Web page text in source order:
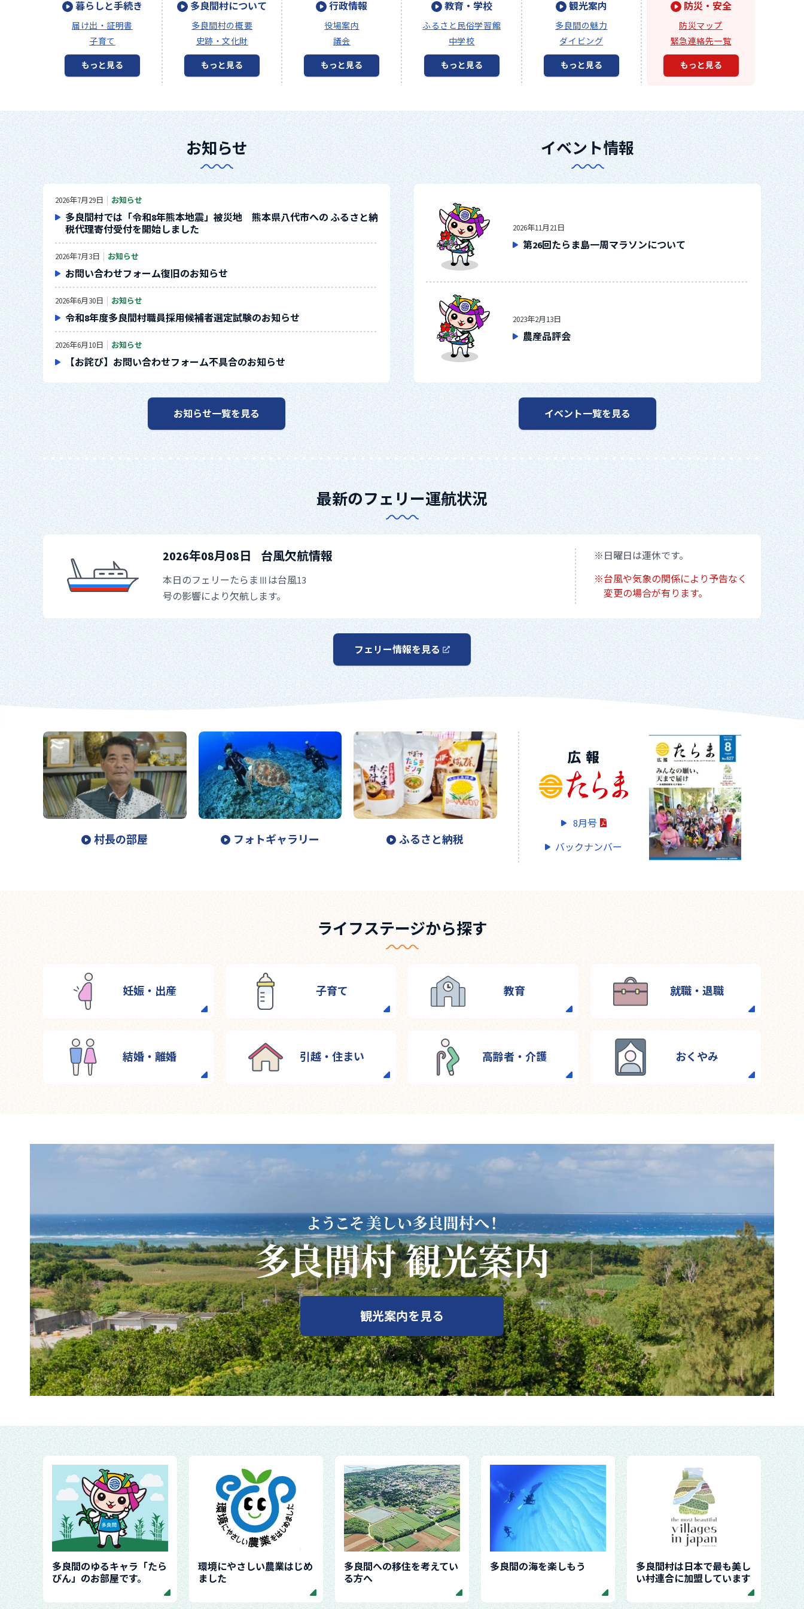
暮らしと手続き
届け出・証明書
子育て
もっと見る
多良間村について
多良間村の概要
史跡・文化財
もっと見る
行政情報
役場案内
議会
もっと見る
教育・学校
ふるさと民俗学習館
中学校
もっと見る
観光案内
多良間の魅力
ダイビング
もっと見る
防災・安全
防災マップ
緊急連絡先一覧
もっと見る
お知らせ
2026年7月29日 お知らせ
多良間村では「令和8年熊本地震」被災地 熊本県八代市への ふるさと納
税代理寄付受付を開始しました
2026年7月3日 お知らせ
お問い合わせフォーム復旧のお知らせ
2026年6月30日 お知らせ
令和8年度多良間村職員採用候補者選定試験のお知らせ
2026年6月10日 お知らせ
【お詫び】お問い合わせフォーム不具合のお知らせ
お知らせ一覧を見る
イベント情報
2026年11月21日
第26回たらま島一周マラソンについて
2023年2月13日
農産品評会
イベント一覧を見る
最新のフェリー運航状況
2026年08月08日 台風欠航情報
本日のフェリーたらまⅢは台風13
号の影響により欠航します。
日曜日は運休です。
台風や気象の関係により予告なく
変更の場合が有ります。
フェリー情報を見る
村長の部屋 フォトギャラリー ふるさと納税
8月号
バックナンバー
ライフステージから探す
妊娠・出産 子育て 教育 就職・退職
結婚・離婚 引越・住まい 高齢者・介護 おくやみ
観光案内を見る
多良間のゆるキャラ「たら
ぴん」のお部屋です。
環境にやさしい農業はじめ
ました
多良間への移住を考えてい
る方へ
多良間の海を楽しもう
多良間村は日本で最も美し
い村連合に加盟しています